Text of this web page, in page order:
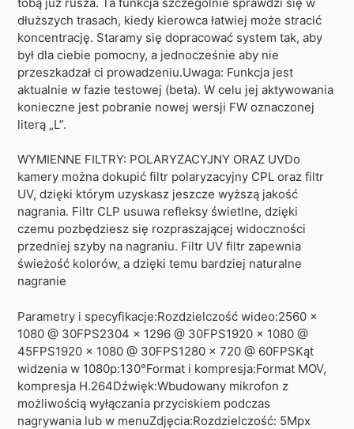
dłuższych trasach, kiedy kierowca łatwiej może stracić
koncentrację. Staramy się dopracować system tak, aby
był dla ciebie pomocny, a jednocześnie aby nie
przeszkadzał ci prowadzeniu.Uwaga: Funkcja jest
aktualnie w fazie testowej (beta). W celu jej aktywowania
konieczne jest pobranie nowej wersji FW oznaczonej
literą „L”.
WYMIENNE FILTRY: POLARYZACYJNY ORAZ UVDo
kamery można dokupić filtr polaryzacyjny CPL oraz filtr
UV, dzięki którym uzyskasz jeszcze wyższą jakość
nagrania. Filtr CLP usuwa refleksy świetlne, dzięki
czemu pozbędziesz się rozpraszającej widoczności
przedniej szyby na nagraniu. Filtr UV filtr zapewnia
świeżość kolorów, a dzięki temu bardziej naturalne
nagranie
Parametry i specyfikacje:Rozdzielczość wideo:2560 x
1080 @ 30FPS2304 x 1296 @ 30FPS1920 x 1080 @
45FPS1920 x 1080 @ 30FPS1280 x 720 @ 60FPSKąt
widzenia w 1080p:130°Format i kompresja:Format MOV,
kompresja H.264Dźwięk:Wbudowany mikrofon z
możliwością wyłączania przyciskiem podczas
nagrywania lub w menuZdjęcia:Rozdzielczość: 5Mpx